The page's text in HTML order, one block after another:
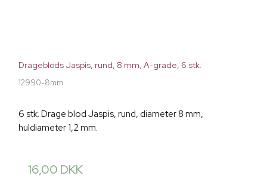
Drageblods Jaspis, rund, 8 mm, A-grade, 6 stk.
12990-8mm
6 stk. Drage blod Jaspis, rund, diameter 8 mm,
huldiameter 1,2 mm.
16,00 DKK